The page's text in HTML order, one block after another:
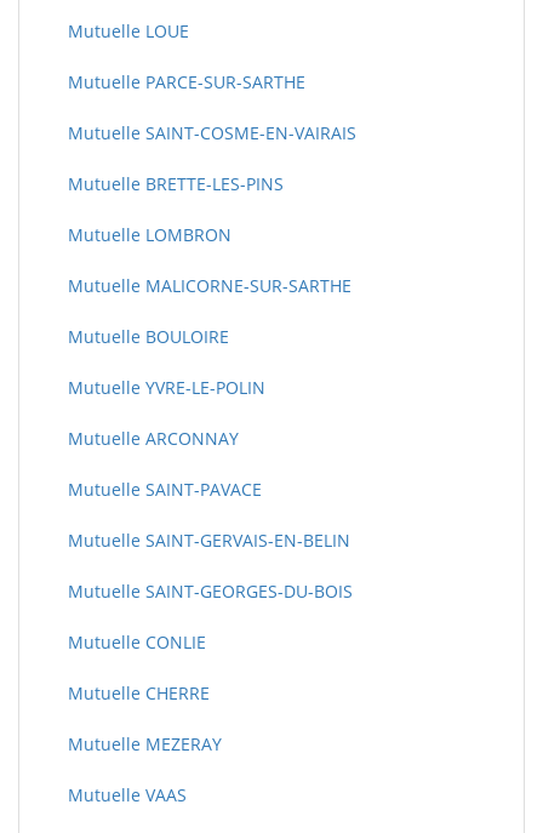
Mutuelle LOUE
Mutuelle PARCE-SUR-SARTHE
Mutuelle SAINT-COSME-EN-VAIRAIS
Mutuelle BRETTE-LES-PINS
Mutuelle LOMBRON
Mutuelle MALICORNE-SUR-SARTHE
Mutuelle BOULOIRE
Mutuelle YVRE-LE-POLIN
Mutuelle ARCONNAY
Mutuelle SAINT-PAVACE
Mutuelle SAINT-GERVAIS-EN-BELIN
Mutuelle SAINT-GEORGES-DU-BOIS
Mutuelle CONLIE
Mutuelle CHERRE
Mutuelle MEZERAY
Mutuelle VAAS